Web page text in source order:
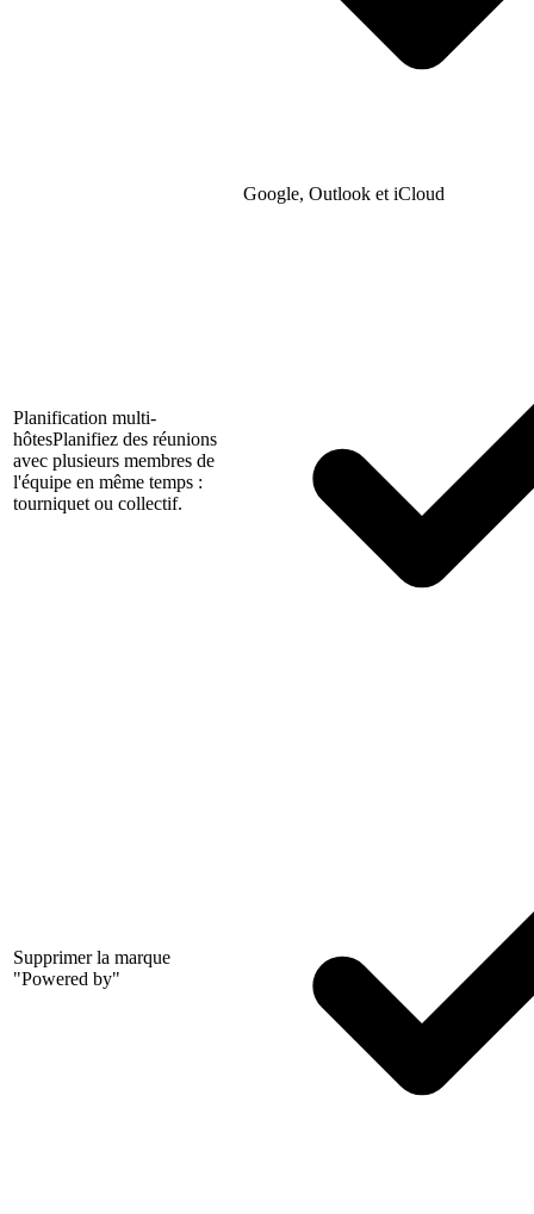
Google, Outlook et iCloud
Planification multi-
hôtesPlanifiez des réunions
avec plusieurs membres de
l'équipe en même temps :
tourniquet ou collectif.
Supprimer la marque
"Powered by"